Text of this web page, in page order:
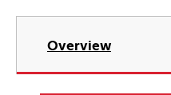
Overview